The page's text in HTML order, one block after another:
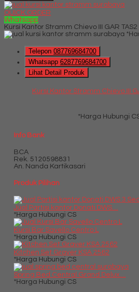
QUICK ORDER
Whatsapp
Kursi Kantor Stramm Chievo III GAR TAS2
Telepon 087769684700
Whatsapp 6287769684700
Lihat Detail Produk
Kursi Kantor Stramm Chievo III
*Harga Hubungi
Info Bank
BCA
Rek. 5120598831
An. Nanda Kartikasari
Produk Pilihan
Jual Partisi kantor Donati DWS....
*Harga Hubungi CS
Kursi Bar Savello Centro L
*Harga Hubungi CS
Kitchen Set Graver KSA 2562
*Harga Hubungi CS
Spring Bed Central Grand Delux....
*Harga Hubungi CS